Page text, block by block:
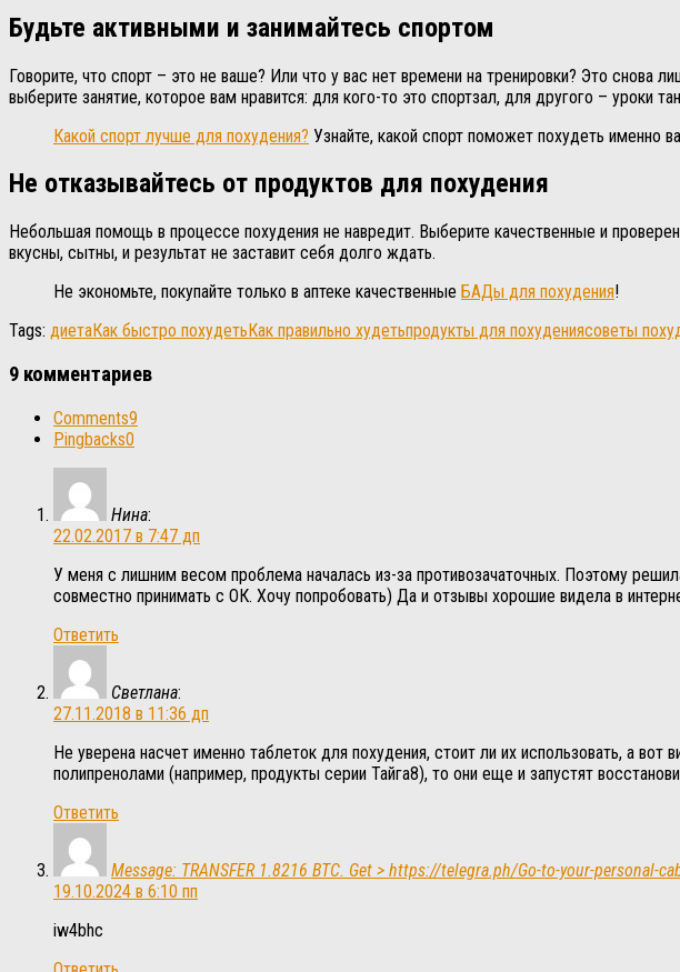
Будьте активными и занимайтесь спортом
Говорите, что спорт – это не ваше? Или что у вас нет времени на тренировки? Это снова
выберите занятие, которое вам нравится: для кого-то это спортзал, для другого – уроки
Какой спорт лучше для похудения? Узнайте, какой спорт поможет похудеть именно
Не отказывайтесь от продуктов для похудения
Небольшая помощь в процессе похудения не навредит. Выберите качественные и
вкусны, сытны, и результат не заставит себя долго ждать.
Не экономьте, покупайте только в аптеке качественные БАДы для похудения!
Tags: диетаКак быстро похудеть Как правильно худетьпродукты для похудениясоветы
9 комментариев
Comments9
Pingbacks0
Нина:
22.02.2017 в 7:47 дп
У меня с лишним весом проблема началась из-за противозачаточных. Поэтому
совместно принимать с ОК. Хочу попробовать) Да и отзывы хорошие видела в
Ответить
Светлана:
27.11.2018 в 11:36 дп
Не уверена насчет именно таблеток для похудения, стоит ли их использовать, а
полипренолами (например, продукты серии Тайга8), то они еще и запустят
Ответить
Message: TRANSFER 1.8216 BTC. Get > https://telegra.ph/Go-to-your-
19.10.2024 в 6:10 пп
iw4bhc